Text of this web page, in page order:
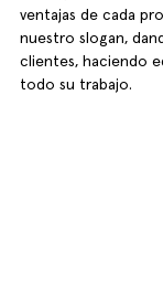
ventajas de cada
nuestro slogan,
clientes, haciendo
todo su trabajo.